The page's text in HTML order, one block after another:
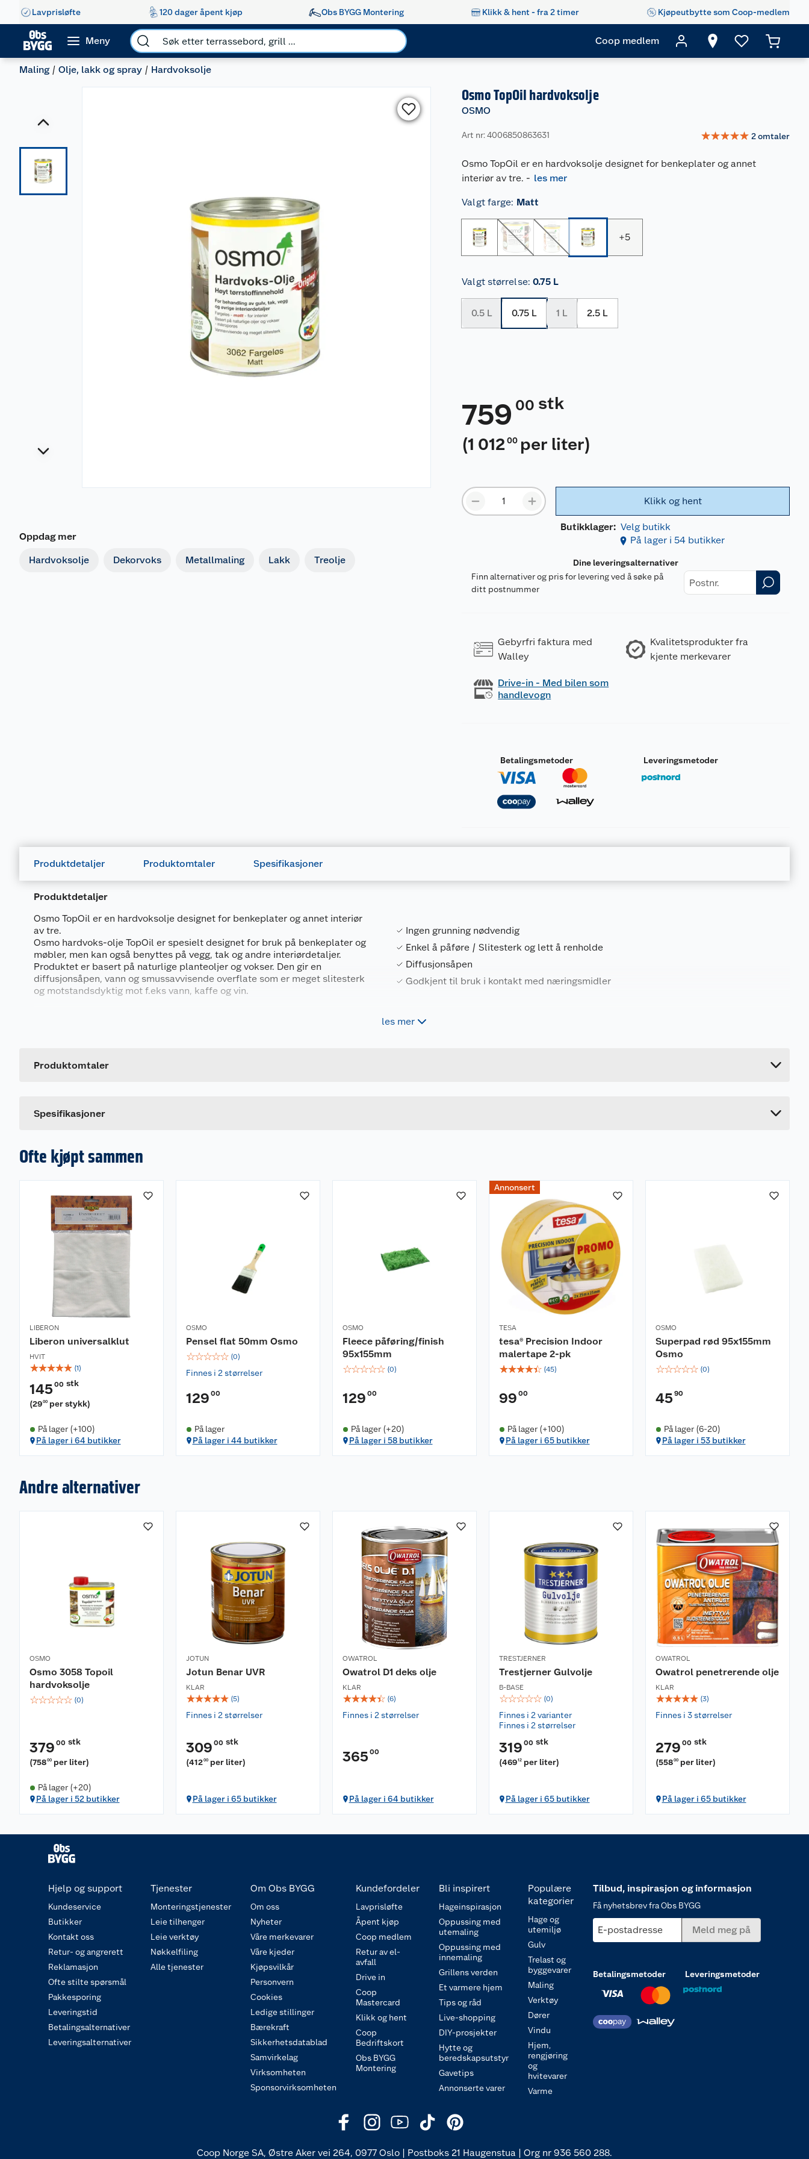
Lavprisløfte 120 dager åpent kjøp Obs BYGG Montering Klikk & hent - fra 2 timer Kjøpeutbytte som Coop-medlem
Meny Coop medlem
Maling Olje, lakk og spray Hardvoksolje
Oppdag mer
Hardvoksolje Dekorvoks Metallmaling Lakk Treolje
Osmo TopOil hardvoksolje
OSMO
Art nr: 4006850863631 ☆☆☆☆☆ 2omtaler
Osmo TopOil er en hardvoksolje designet for benkeplater og annet
interiør av tre. - les mer
Valgt farge: Matt
+5
Valgt størrelse: 0.75 L
0.5 L 0.75 L 1 L 2.5 L
759 00 stk
(1 01200 per liter)
Klikk og hent
Butikklager: Velg butikk
På lager i 54 butikker
Dine leveringsalternativer
Finn alternativer og pris for levering ved å søke på
ditt postnummer
Gebyrfri faktura med
Walley
Kvalitetsprodukter fra
kjente merkevarer
Drive-in - Med bilen som
handlevogn
Betalingsmetoder Leveringsmetoder
Produktdetaljer Produktomtaler Spesifikasjoner
Produktdetaljer
Osmo TopOil er en hardvoksolje designet for benkeplater og annet interiør
av tre.
Osmo hardvoks-olje TopOil er spesielt designet for bruk på benkeplater og
møbler, men kan også benyttes på vegg, tak og andre interiørdetaljer.
Produktet er basert på naturlige planteoljer og vokser. Den gir en
diffusjonsåpen, vann og smussavvisende overflate som er meget slitesterk
og motstandsdyktig mot f.eks vann, kaffe og vin.
overflate som enkelt kan punktvis vedlikeholdes og renoveres.
Ingen grunning nødvendig
Enkel å påføre / Slitesterk og lett å renholde
Diffusjonsåpen
Godkjent til bruk i kontakt med næringsmidler
les mer
Produktomtaler
Spesifikasjoner
Leverandørens artikkelnummer
Forpakningsmål
Ofte kjøpt sammen
LIBERON
Liberon universalklut
HVIT
☆☆☆☆☆ (1)
145 00 stk
(2900 per stykk)
På lager (+100)
På lager i 64 butikker
OSMO
Pensel flat 50mm Osmo
☆☆☆☆☆ (0)
Finnes i 2 størrelser
129 00
På lager
På lager i 44 butikker
OSMO
Fleece påføring/finish
95x155mm
☆☆☆☆☆ (0)
129 00
På lager (+20)
På lager i 58 butikker
Annonsert
TESA
tesa® Precision Indoor
malertape 2-pk
☆☆☆☆☆ (45)
99 00
På lager (+100)
På lager i 65 butikker
OSMO
Superpad rød 95x155mm
Osmo
☆☆☆☆☆ (0)
45 90
På lager (6-20)
På lager i 53 butikker
Andre alternativer
OSMO
Osmo 3058 Topoil
hardvoksolje
☆☆☆☆☆ (0)
379 00 stk
(75800 per liter)
På lager (+20)
På lager i 52 butikker
JOTUN
Jotun Benar UVR
KLAR
☆☆☆☆☆ (5)
Finnes i 2 størrelser
309 00 stk
(41200 per liter)
På lager i 65 butikker
OWATROL
Owatrol D1 deks olje
KLAR
☆☆☆☆☆ (6)
Finnes i 2 størrelser
365 00
På lager i 64 butikker
TRESTJERNER
Trestjerner Gulvolje
B-BASE
☆☆☆☆☆ (0)
Finnes i 2 varianter
Finnes i 2 størrelser
319 00 stk
(46912 per liter)
På lager i 65 butikker
OWATROL
Owatrol penetrerende olje
KLAR
☆☆☆☆☆ (3)
Finnes i 3 størrelser
279 00 stk
(55800 per liter)
På lager i 65 butikker
Hjelp og support
Kundeservice
Butikker
Kontakt oss
Retur- og angrerett
Reklamasjon
Ofte stilte spørsmål
Pakkesporing
Leveringstid
Betalingsalternativer
Leveringsalternativer
Tjenester
Monteringstjenester
Leie tilhenger
Leie verktøy
Nøkkelfiling
Alle tjenester
Om Obs BYGG
Om oss
Nyheter
Våre merkevarer
Våre kjeder
Kjøpsvilkår
Personvern
Cookies
Ledige stillinger
Bærekraft
Sikkerhetsdatablad
Samvirkelag
Virksomheten
Sponsorvirksomheten
Kundefordeler
Lavprisløfte
Åpent kjøp
Coop medlem
Retur av el-
avfall
Drive in
Coop
Mastercard
Klikk og hent
Coop
Bedriftskort
Obs BYGG
Montering
Bli inspirert
Hageinspirasjon
Oppussing med
utemaling
Oppussing med
innemaling
Grillens verden
Et varmere hjem
Tips og råd
Live-shopping
DIY-prosjekter
Hytte og
beredskapsutstyr
Gavetips
Annonserte varer
Populære
kategorier
Hage og
utemiljø
Gulv
Trelast og
byggevarer
Maling
Verktøy
Dører
Vindu
Hjem,
rengjøring
og
hvitevarer
Varme
Tilbud, inspirasjon og informasjon
Få nyhetsbrev fra Obs BYGG
E-postadresse Meld meg på
Betalingsmetoder Leveringsmetoder
Coop Norge SA, Østre Aker vei 264, 0977 Oslo | Postboks 21 Haugenstua | Org nr 936 560 288.